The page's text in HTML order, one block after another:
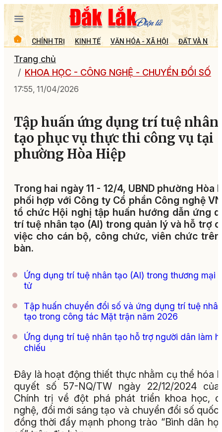
CHÍNH TRỊ KINH TẾ VĂN HÓA - XÃ HỘI ĐẤT VÀ
Trang chủ
KHOA HỌC - CÔNG NGHỆ - CHUYỂN ĐỔI SỐ
17:55, 11/04/2026
Tập huấn ứng dụng trí tuệ nhân
tạo phục vụ thực thi công vụ tại
phường Hòa Hiệp
Trong hai ngày 11 - 12/4, UBND phường Hòa
phối hợp với Công ty Cổ phần Công nghệ
tổ chức Hội nghị tập huấn hướng dẫn ứng
trí tuệ nhân tạo (AI) trong quản lý và hỗ trợ
việc cho cán bộ, công chức, viên chức
bàn.
Ứng dụng trí tuệ nhân tạo (AI) trong thương mại
tử
Tập huấn chuyển đổi số và ứng dụng trí tuệ
tạo trong công tác Mặt trận năm 2026
Ứng dụng trí tuệ nhân tạo hỗ trợ người dân làm
chiếu
Đây là hoạt động thiết thực nhằm cụ thể hóa
quyết số 57-NQ/TW ngày 22/12/2024
Chính trị về đột phá phát triển khoa học,
nghệ, đổi mới sáng tạo và chuyển đổi số quốc
đồng thời đẩy mạnh phong trào “Bình dân